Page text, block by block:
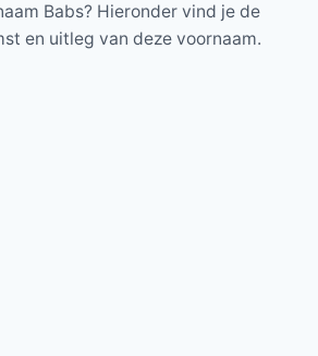
Babs? Hieronder vind je de
en uitleg van deze voornaam.